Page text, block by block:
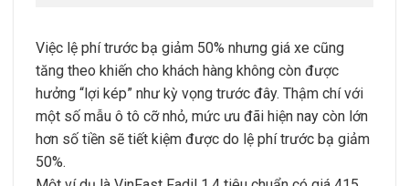
Việc lệ phí trước bạ giảm 50% nhưng giá xe cũng
tăng theo khiến cho khách hàng không còn được
hưởng “lợi kép” như kỳ vọng trước đây. Thậm chí với
một số mẫu ô tô cỡ nhỏ, mức ưu đãi hiện nay còn lớn
hơn số tiền sẽ tiết kiệm được do lệ phí trước bạ giảm
50%.